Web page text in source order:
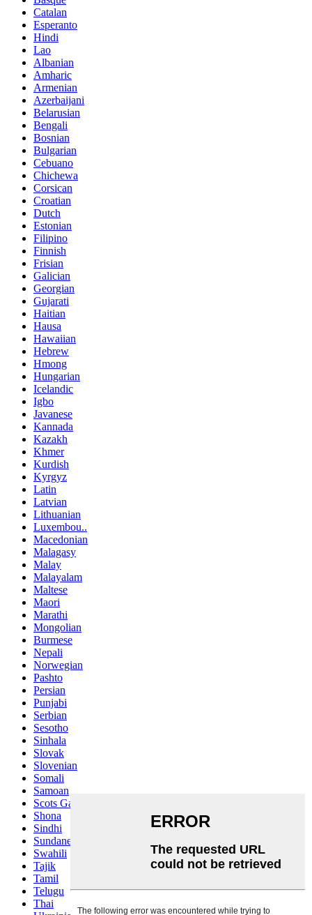
Catalan
Esperanto
Hindi
Lao
Albanian
Amharic
Armenian
Azerbaijani
Belarusian
Bengali
Bosnian
Bulgarian
Cebuano
Chichewa
Corsican
Croatian
Dutch
Estonian
Filipino
Finnish
Frisian
Galician
Georgian
Gujarati
Haitian
Hausa
Hawaiian
Hebrew
Hmong
Hungarian
Icelandic
Igbo
Javanese
Kannada
Kazakh
Khmer
Kurdish
Kyrgyz
Latin
Latvian
Lithuanian
Luxembou..
Macedonian
Malagasy
Malay
Malayalam
Maltese
Maori
Marathi
Mongolian
Burmese
Nepali
Norwegian
Pashto
Persian
Punjabi
Serbian
Sesotho
Sinhala
Slovak
Slovenian
Somali
Samoan
Scots Gaelic
Shona
Sindhi
Sundanese
Swahili
Tajik
Tamil
Telugu
Thai